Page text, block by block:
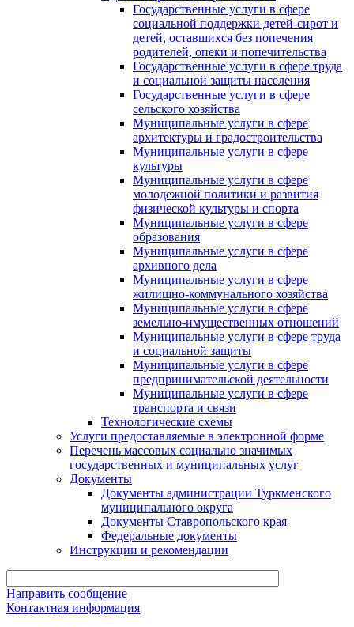
Государственные услуги в сфере
социальной поддержки детей-сирот и
детей, оставшихся без попечения
родителей, опеки и попечительства
Государственные услуги в сфере труда
и социальной защиты населения
Государственные услуги в сфере
сельского хозяйства
Муниципальные услуги в сфере
архитектуры и градостроительства
Муниципальные услуги в сфере
культуры
Муниципальные услуги в сфере
молодежной политики и развития
физической культуры и спорта
Муниципальные услуги в сфере
образования
Муниципальные услуги в сфере
архивного дела
Муниципальные услуги в сфере
жилищно-коммунального хозяйства
Муниципальные услуги в сфере
земельно-имущественных отношений
Муниципальные услуги в сфере труда
и социальной защиты
Муниципальные услуги в сфере
предпринимательской деятельности
Муниципальные услуги в сфере
транспорта и связи
Технологические схемы
Услуги предоставляемые в электронной форме
Перечень массовых социально значимых
государственных и муниципальных услуг
Документы
Документы администрации Туркменского
муниципального округа
Документы Ставропольского края
Федеральные документы
Инструкции и рекомендации
Направить сообщение
Контактная информация